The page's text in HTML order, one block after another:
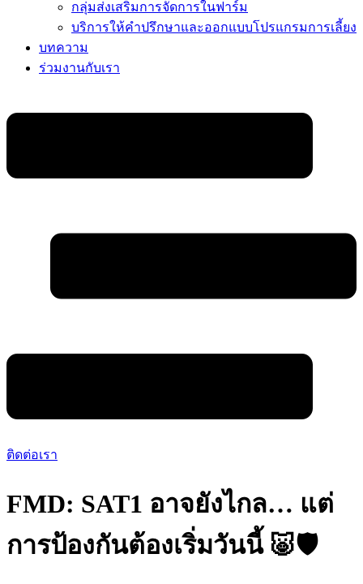
กลุ่มส่งเสริมการจัดการในฟาร์ม
บริการให้คำปรึกษาและออกแบบโปรแกรมการเลี้ยง
บทความ
ร่วมงานกับเรา
ติดต่อเรา
FMD: SAT1 อาจยังไกล… แต่
การป้องกันต้องเริ่มวันนี้ 🐷🛡️